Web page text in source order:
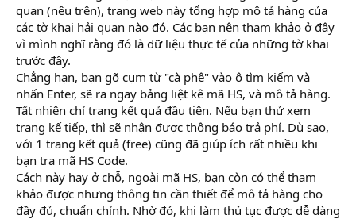
quan (nêu trên), trang web này tổng hợp mô tả hàng của
các tờ khai hải quan nào đó. Các bạn nên tham khảo ở đây
vì mình nghĩ rằng đó là dữ liệu thực tế của những tờ khai
trước đây.
Chẳng hạn, bạn gõ cụm từ "cà phê" vào ô tìm kiếm và
nhấn Enter, sẽ ra ngay bảng liệt kê mã HS, và mô tả hàng.
Tất nhiên chỉ trang kết quả đầu tiên. Nếu bạn thử xem
trang kế tiếp, thì sẽ nhận được thông báo trả phí. Dù sao,
với 1 trang kết quả (free) cũng đã giúp ích rất nhiều khi
bạn tra mã HS Code.
Cách này hay ở chỗ, ngoài mã HS, bạn còn có thể tham
khảo được nhưng thông tin cần thiết để mô tả hàng cho
đầy đủ, chuẩn chỉnh. Nhờ đó, khi làm thủ tục được dễ dàng